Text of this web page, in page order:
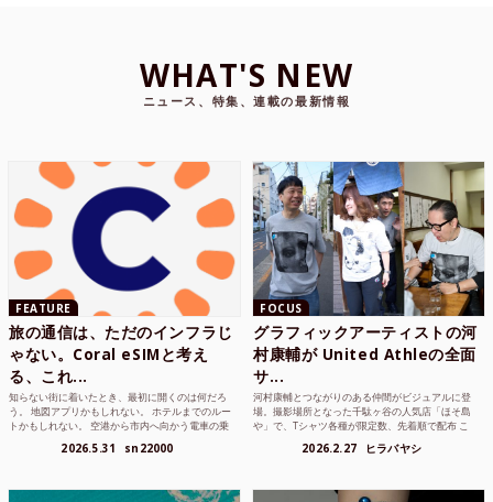
WHAT'S NEW
ニュース、特集、連載の最新情報
FEATURE
旅の通信は、ただのインフラじ
ゃない。Coral eSIMと考え
る、これ...
知らない街に着いたとき、最初に開くのは何だろ
う。 地図アプリかもしれない。 ホテルまでのルー
トかもしれない。 空港から市内へ向かう電車の乗
2026.5.31 sn22000
FOCUS
グラフィックアーティストの河
村康輔が United Athleの全面
サ...
河村康輔とつながりのある仲間がビジュアルに登
場。撮影場所となった千駄ヶ谷の人気店「ほそ島
や」で、Tシャツ各種が限定数、先着順で配布 こ
2026.2.27 ヒラバヤシ